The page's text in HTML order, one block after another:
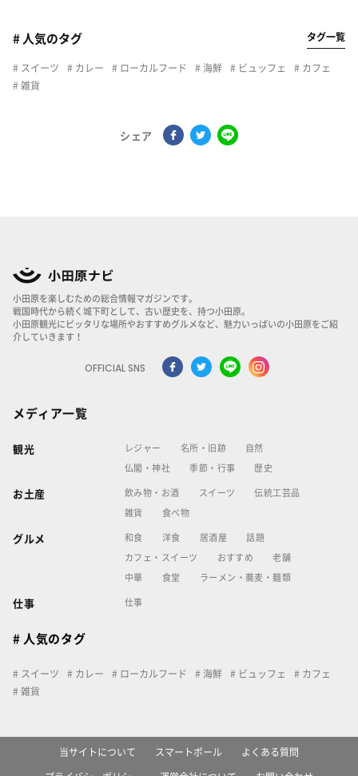
# 人気のタグ タグ一覧
スイーツ カレー ローカルフード 海鮮 ビュッフェ
カフェ
雑貨
シェア
小田原を楽しむための総合情報マガジンです。
戦国時代から続く城下町として、古い歴史を、持つ小田原。
小田原観光にピッタリな場所やおすすめグルメなど、魅力いっぱいの小田原をご紹
介していきます！
OFFICIAL SNS
メディア一覧
観光 レジャー 名所・旧跡 自然
仏閣・神社 季節・行事 歴史
お土産 飲み物・お酒 スイーツ 伝統工芸品
雑貨 食べ物
グルメ 和食 洋食 居酒屋 話題
カフェ・スイーツ おすすめ 老舗
中華 食堂 ラーメン・蕎麦・麺類
仕事 仕事
# 人気のタグ
スイーツ カレー ローカルフード 海鮮 ビュッフェ
カフェ
雑貨
当サイトについて スマートポール よくある質問